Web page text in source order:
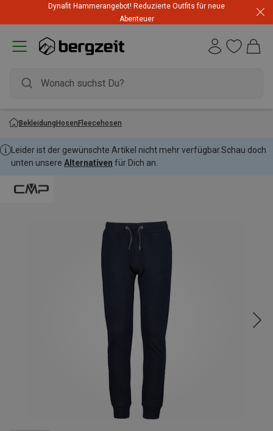
Dynafit Hammerangebot! Reduzierte Outfits für neue
Abenteuer
BekleidungHosenFleecehosen
Leider ist der gewünschte Artikel nicht mehr verfügbar.Schau doch
unten unsere Alternativen für Dich an.